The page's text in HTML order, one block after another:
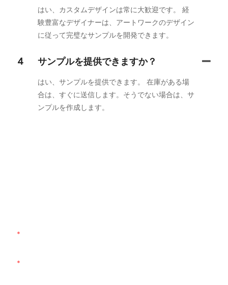
はい、カスタムデザインは常に大歓迎です。 経
験豊富なデザイナーは、アートワークのデザイン
に従って完璧なサンプルを開発できます。
4 サンプルを提供できますか？
はい、サンプルを提供できます。 在庫がある場
合は、すぐに送信します。そうでない場合は、サ
ンプルを作成します。